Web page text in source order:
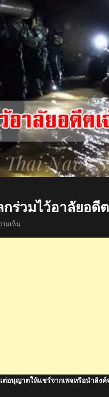
ร่วมไว้อาลัยอดี
ามเห็น
ที่
อนุญาตให้แชร์จากเพจหรือนำลิงค์